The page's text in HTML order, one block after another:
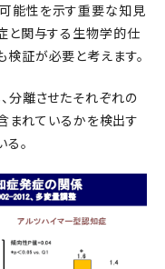
能性を示す重要な知見
と関与する生物学的仕
証が必要と考えます。
分離させたそれぞれの
まれているかを検出す
。